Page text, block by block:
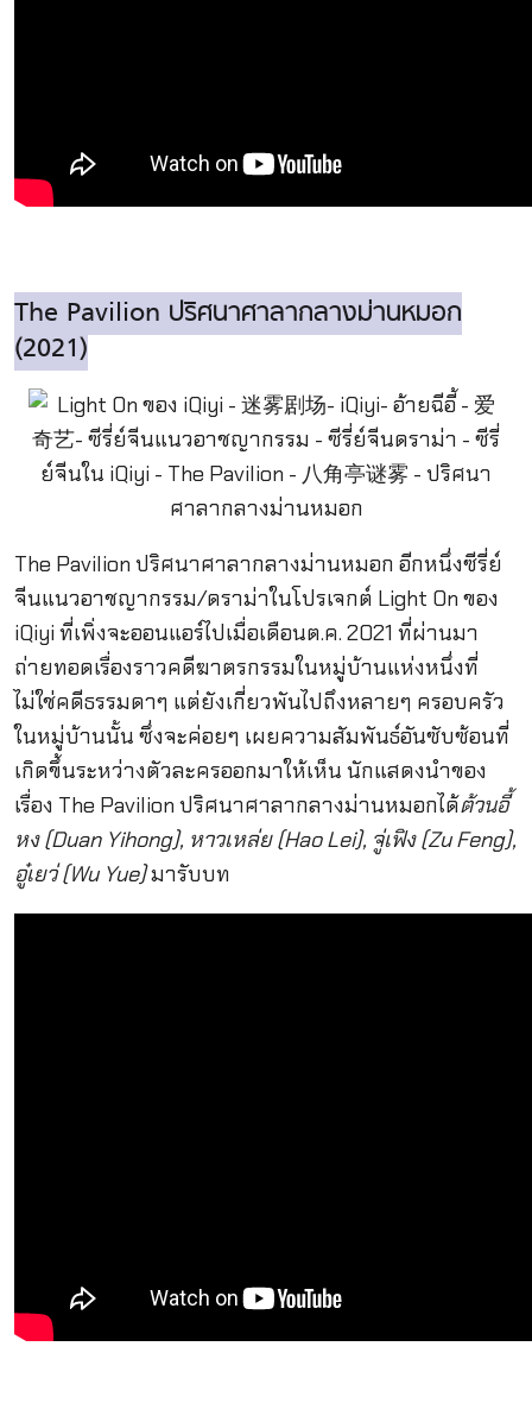
The Pavilion ปริศนาศาลากลางม่านหมอก
(2021)
The Pavilion ปริศนาศาลากลางม่านหมอก อีกหนึ่งซีรี่ย์
จีนแนวอาชญากรรม/ดราม่าในโปรเจกต์ Light On ของ
iQiyi ที่เพิ่งจะออนแอร์ไปเมื่อเดือนต.ค. 2021 ที่ผ่านมา
ถ่ายทอดเรื่องราวคดีฆาตรกรรมในหมู่บ้านแห่งหนึ่งที่
ไม่ใช่คดีธรรมดาๆ แต่ยังเกี่ยวพันไปถึงหลายๆ ครอบครัว
ในหมู่บ้านนั้น ซึ่งจะค่อยๆ เผยความสัมพันธ์อันซับซ้อนที่
เกิดขึ้นระหว่างตัวละครออกมาให้เห็น นักแสดงนำของ
เรื่อง The Pavilion ปริศนาศาลากลางม่านหมอกได้ต้วนอี้
หง (Duan Yihong), หาวเหล่ย (Hao Lei), จู่เฟิง (Zu Feng),
อู๋เยว่ (Wu Yue)มารับบท